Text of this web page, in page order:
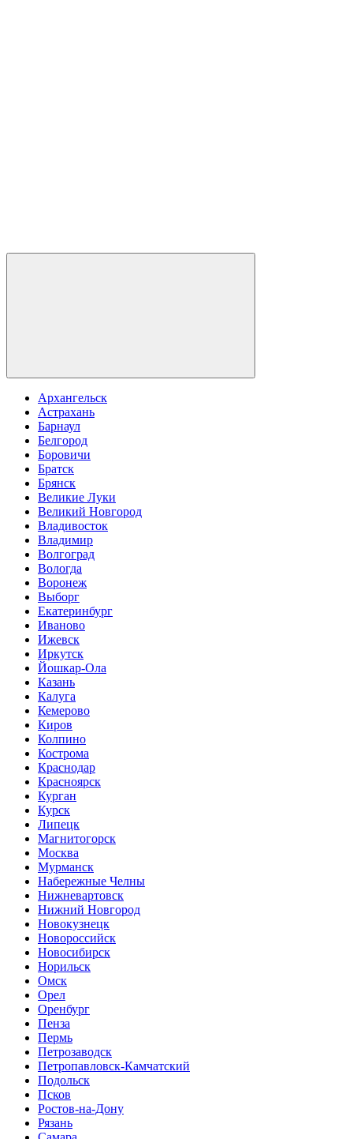
Архангельск
Астрахань
Барнаул
Белгород
Боровичи
Братск
Брянск
Великие Луки
Великий Новгород
Владивосток
Владимир
Волгоград
Вологда
Воронеж
Выборг
Екатеринбург
Иваново
Ижевск
Иркутск
Йошкар-Ола
Казань
Калуга
Кемерово
Киров
Колпино
Кострома
Краснодар
Красноярск
Курган
Курск
Липецк
Магнитогорск
Москва
Мурманск
Набережные Челны
Нижневартовск
Нижний Новгород
Новокузнецк
Новороссийск
Новосибирск
Норильск
Омск
Орел
Оренбург
Пенза
Пермь
Петрозаводск
Петропавловск-Камчатский
Подольск
Псков
Ростов-на-Дону
Рязань